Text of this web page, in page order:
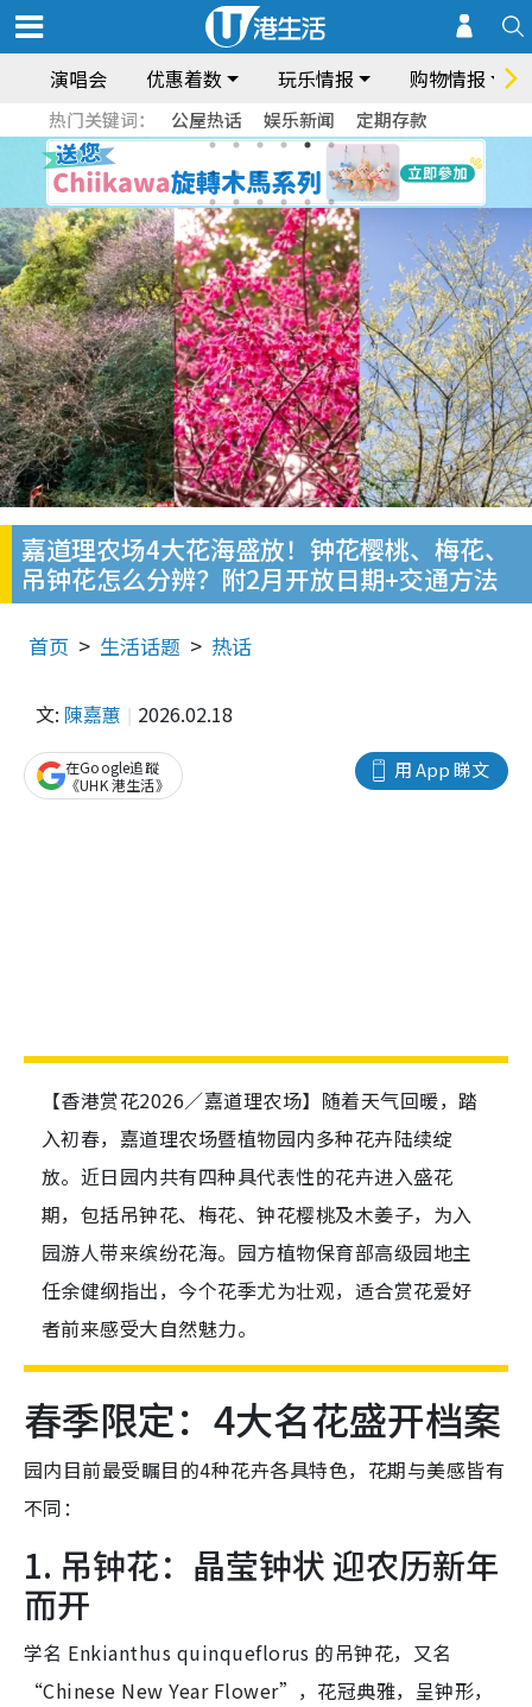
演唱会 优惠着数 玩乐情报 购物情报
热门关键词： 公屋热话 娱乐新闻 定期存款
嘉道理农场4大花海盛放！钟花樱桃、梅花、
吊钟花怎么分辨？附2月开放日期+交通方法
首页 生活话题 热话
文: 陳嘉蕙 2026.02.18
用 App 睇文
在Google追蹤
《UHK 港生活》
【香港赏花2026／嘉道理农场】随着天气回暖，踏
入初春，嘉道理农场暨植物园内多种花卉陆续绽
放。近日园内共有四种具代表性的花卉进入盛花
期，包括吊钟花、梅花、钟花樱桃及木姜子，为入
园游人带来缤纷花海。园方植物保育部高级园地主
任余健纲指出，今个花季尤为壮观，适合赏花爱好
者前来感受大自然魅力。
春季限定：4大名花盛开档案
园内目前最受瞩目的4种花卉各具特色，花期与美感皆有
不同：
1. 吊钟花：晶莹钟状 迎农历新年
而开
学名 Enkianthus quinqueflorus 的吊钟花，又名
“Chinese New Year Flower”，花冠典雅，呈钟形，